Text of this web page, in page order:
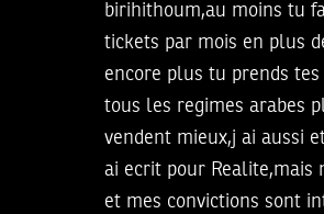
birihithoum,au moins tu
tickets par mois en plus
encore plus tu prends tes
tous les regimes arabes
vendent mieux,j ai aussi
ai ecrit pour Realite,mais
et mes convictions sont